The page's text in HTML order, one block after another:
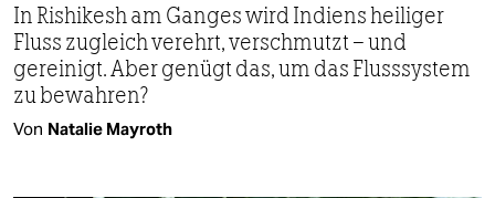
In Rishikesh am Ganges wird Indiens heiliger
Fluss zugleich verehrt, verschmutzt – und
gereinigt. Aber genügt das, um das Flusssystem
zu bewahren?
Von Natalie Mayroth